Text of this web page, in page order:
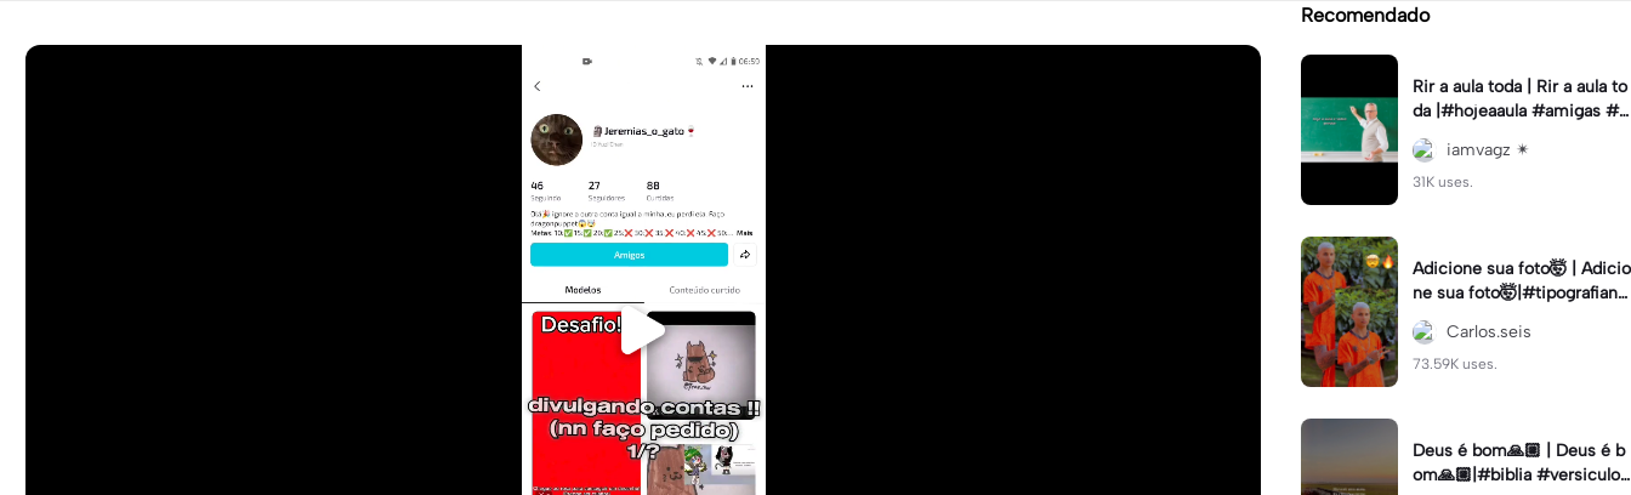
Recomendado
Rir a aula toda | Rir a aula to
da |#hojeaaula #amigas #tr
endtikitok #melhoresamiga
s
iamvagz ✴︎
31K uses.
Adicione sua foto🤯 | Adicio
ne sua foto🤯|#tipografiano
va #status #tipografia
Carlos.seis
73.59K uses.
Deus é bom🙏🏼 | Deus é b
om🙏🏼|#biblia #versiculo